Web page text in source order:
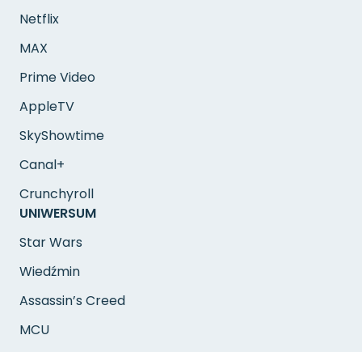
Netflix
MAX
Prime Video
AppleTV
SkyShowtime
Canal+
Crunchyroll
UNIWERSUM
Star Wars
Wiedźmin
Assassin’s Creed
MCU